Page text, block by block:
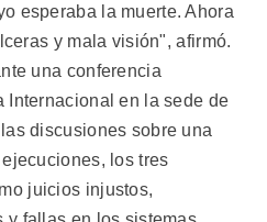
esperaba la muerte. Ahora
y mala visión", afirmó.
una conferencia
Internacional en la sede de
discusiones sobre una
los tres
juicios injustos,